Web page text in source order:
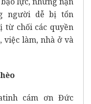
người dễ bị tổn
chối các quyền
việc làm, nhà ở và
cám ơn Đức